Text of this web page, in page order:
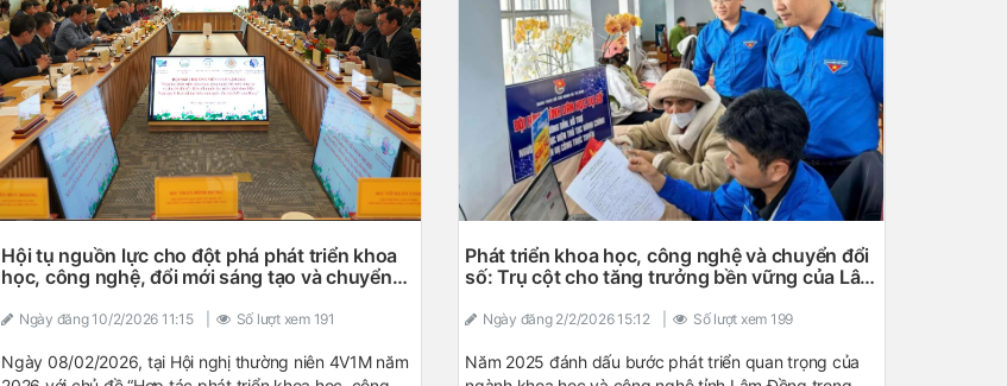
Hội tụ nguồn lực cho đột phá phát triển khoa
học, công nghệ, đổi mới sáng tạo và chuyển
Ngày đăng10/2/2026 11:15 Số lượt xem 191
Ngày 08/02/2026, tại Hội nghị thường niên 4V1M năm
Phát triển khoa học, công nghệ và chuyển đổi
số: Trụ cột cho tăng trưởng bền vững của Lâm
Ngày đăng 2/2/2026 15:12 Số lượt xem 199
Năm 2025 đánh dấu bước phát triển quan trọng của